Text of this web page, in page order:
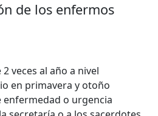
de los enfermos
veces al año a nivel
en primavera y otoño
enfermedad o urgencia